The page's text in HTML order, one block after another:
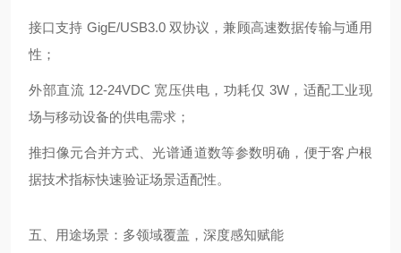
接口支持 GigE/USB3.0 双协议，兼顾高速数据传输与通用
性；
外部直流 12-24VDC 宽压供电，功耗仅 3W，适配工业现
场与移动设备的供电需求；
推扫像元合并方式、光谱通道数等参数明确，便于客户根
据技术指标快速验证场景适配性。
五、用途场景：多领域覆盖，深度感知赋能